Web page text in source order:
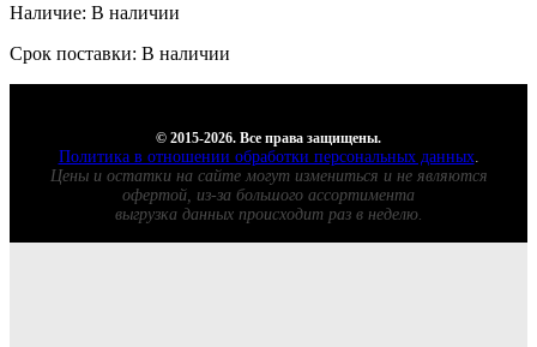
Наличие: В наличии
Срок поставки: В наличии
© 2015-2026. Все права защищены.
Политика в отношении обработки персональных данных.
Цены и остатки на сайте могут измениться и не являются
офертой, из-за большого ассортимента
выгрузка данных происходит раз в неделю.